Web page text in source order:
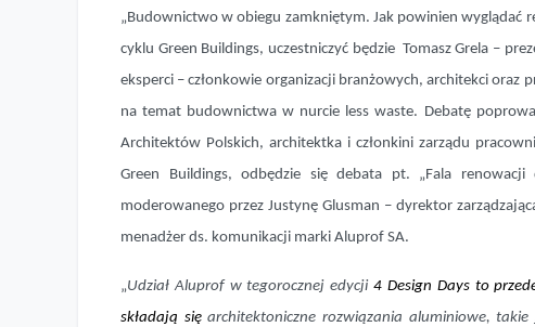
„Budownictwo w obiegu zamkniętym. Jak powinien wyglądać
cyklu Green Buildings, uczestniczyć będzie Tomasz Grela –
eksperci – członkowie organizacji branżowych, architekci
na temat budownictwa w nurcie less waste. Debatę
Architektów Polskich, architektka i członkini zarządu
Green Buildings, odbędzie się debata pt. „Fala
moderowanego przez Justynę Glusman – dyrektor
menadżer ds. komunikacji marki Aluprof SA.
„Udział Aluprof w tegorocznej edycji4 Design Days to
składają sięarchitektoniczne rozwiązania aluminiowe,